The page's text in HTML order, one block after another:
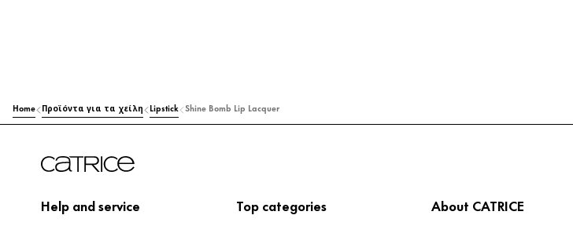
Home Προϊόντα για τα χείλη Lipstick Shine Bomb Lip Lacquer
Help and service Top categories About CATRICE